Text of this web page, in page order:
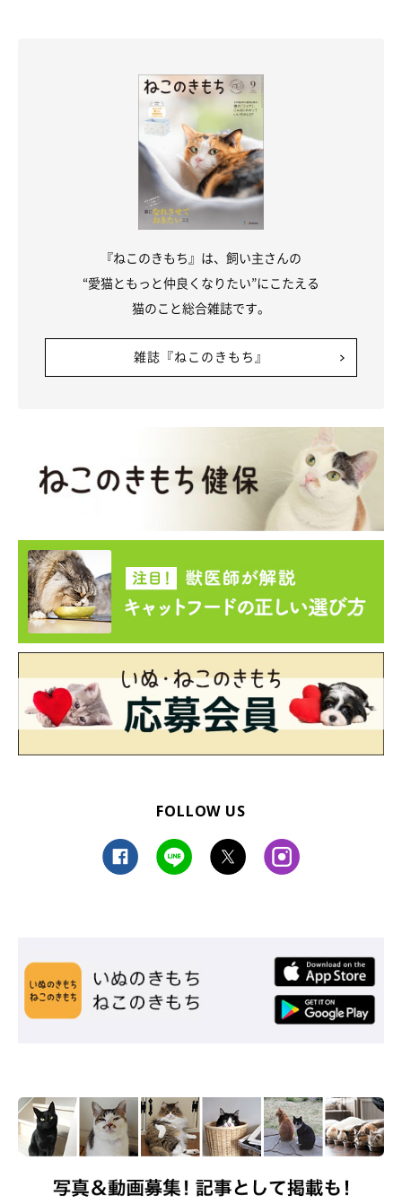
そこで、ねこのきもちWEB MAGAZINEでは、こんぶちゃんについ
て飼い主さんにお話を伺いました。
『ねこのきもち』は、飼い主さんの
“愛猫ともっと仲良くなりたい”にこたえる
猫のこと総合雑誌です。
雑誌『ねこのきもち』
FOLLOW US